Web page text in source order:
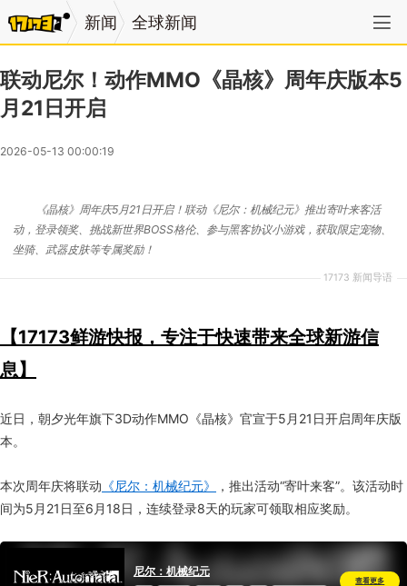
新闻 全球新闻
联动尼尔！动作MMO《晶核》周年庆版本5
月21日开启
2026-05-13 00:00:19
17173 新闻导语
《晶核》周年庆5月21日开启！联动《尼尔：机械纪元》推出寄叶来客活
动，登录领奖、挑战新世界BOSS格伦、参与黑客协议小游戏，获取限定宠物、
坐骑、武器皮肤等专属奖励！
【17173鲜游快报，专注于快速带来全球新游信
息】
近日，朝夕光年旗下3D动作MMO《晶核》官宣于5月21日开启周年庆版
本。
本次周年庆将联动 《尼尔：机械纪元》
，推出活动“寄叶来客”。该活动时
间为5月21日至6月18日，连续登录8天的玩家可领取相应奖励。
尼尔：机械纪元
查看更多